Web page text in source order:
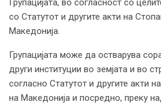
Групацијата, во согласност со
со Статутот и другите акти на
Македонија.
Групацијата може да остварува
други институции во земјата и во
согласно Статутот и другите акти
на Македонија и посредно, преку